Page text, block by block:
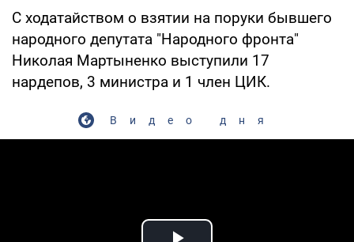
С ходатайством о взятии на поруки бывшего
народного депутата "Народного фронта"
Николая Мартыненко выступили 17
нардепов, 3 министра и 1 член ЦИК.
Видео дня